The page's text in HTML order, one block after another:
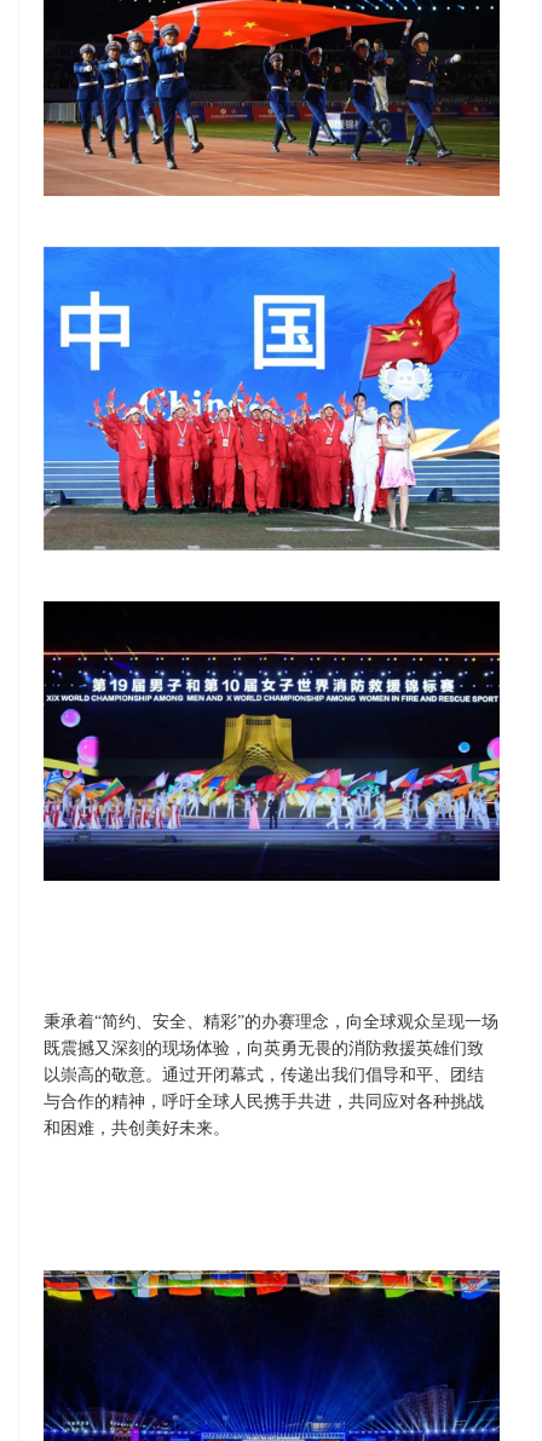
秉承着“简约、安全、精彩”的办赛理念，向全球观众呈现一场
既震撼又深刻的现场体验，向英勇无畏的消防救援英雄们致
以崇高的敬意。通过开闭幕式，传递出我们倡导和平、团结
与合作的精神，呼吁全球人民携手共进，共同应对各种挑战
和困难，共创美好未来。